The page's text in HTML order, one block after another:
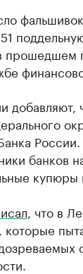
прошедшем
добавляют,
банков
купюры
, что в